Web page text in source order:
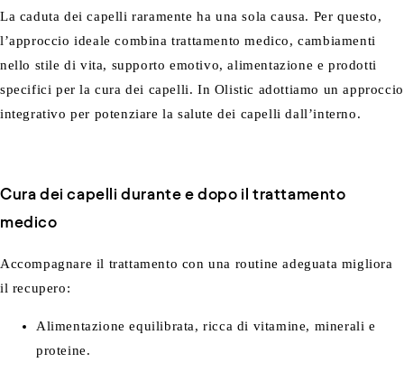
La caduta dei capelli raramente ha una sola causa. Per questo,
l’approccio ideale combina trattamento medico, cambiamenti
nello stile di vita, supporto emotivo, alimentazione e prodotti
specifici per la cura dei capelli. In Olistic adottiamo un approccio
integrativo per potenziare la salute dei capelli dall’interno.
Cura dei capelli durante e dopo il trattamento
medico
Accompagnare il trattamento con una routine adeguata migliora
il recupero:
Alimentazione equilibrata, ricca di vitamine, minerali e
proteine.